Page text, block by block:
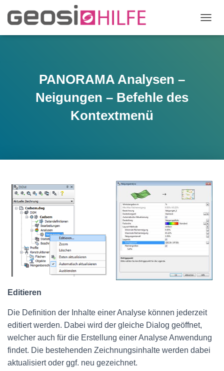
A
H
T
N
PANORAMA Analysen –
Neigungen – Befehle des
Kontextmenü
Editieren
Die Definition der Inhalte einer Analyse können jederzeit
editiert werden. Dabei wird der gleiche Dialog geöffnet,
welcher auch für die Erstellung einer Analyse Anwendung
findet. Die bestehenden Zeichnungsinhalte werden dabei
aktualisiert oder ggf. neu gezeichnet.